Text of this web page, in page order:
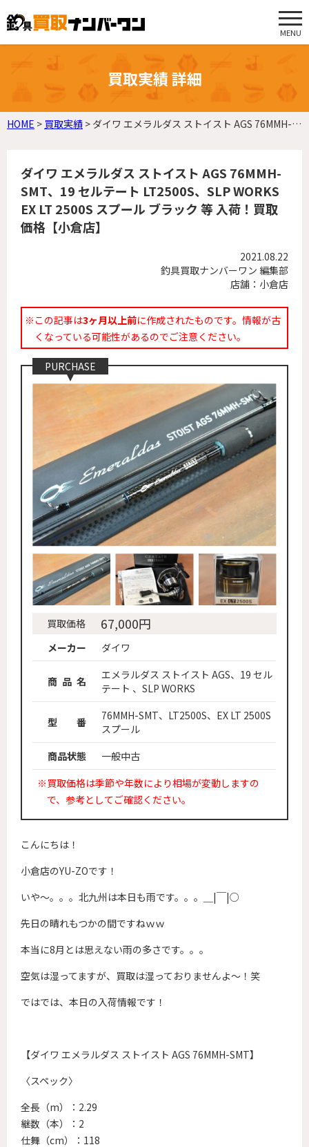
MENU
買取実績 詳細
HOME > 買取実績 > ダイワ エメラルダス ストイスト AGS 76MMH-SMT、19 セルテート LT2500S、SLP WORKS EX LT 2500S スプール ブラック 等 入荷！買取価格【小倉店】
ダイワ エメラルダス ストイスト AGS 76MMH-
SMT、19 セルテート LT2500S、SLP WORKS
EX LT 2500S スプール ブラック 等 入荷！買取
価格【小倉店】
2021.08.22
釣具買取ナンバーワン 編集部
店舗：小倉店
※この記事は3ヶ月以上前に作成されたものです。情報が古
くなっている可能性があるのでご注意ください。
PURCHASE
買取価格 67,000円
メーカー ダイワ
商 品 名
エメラルダス ストイスト AGS、19 セル
テート 、SLP WORKS
型 番
76MMH-SMT、LT2500S、EX LT 2500S
スプール
商品状態
一般中古
※買取価格は季節や年数により相場が変動しますの
で、参考としてご確認ください。
こんにちは！
小倉店のYU-ZOです！
いや～。。。北九州は本日も雨です。。。＿|￣|○
先日の晴れもつかの間ですねｗｗ
本当に8月とは思えない雨の多さです。。。
空気は湿ってますが、買取は湿っておりませんよ～！笑
ではでは、本日の入荷情報です！
【ダイワ エメラルダス ストイスト AGS 76MMH-SMT】
〈スペック〉
全長（m）：2.29
継数（本）：2
仕舞（cm）：118